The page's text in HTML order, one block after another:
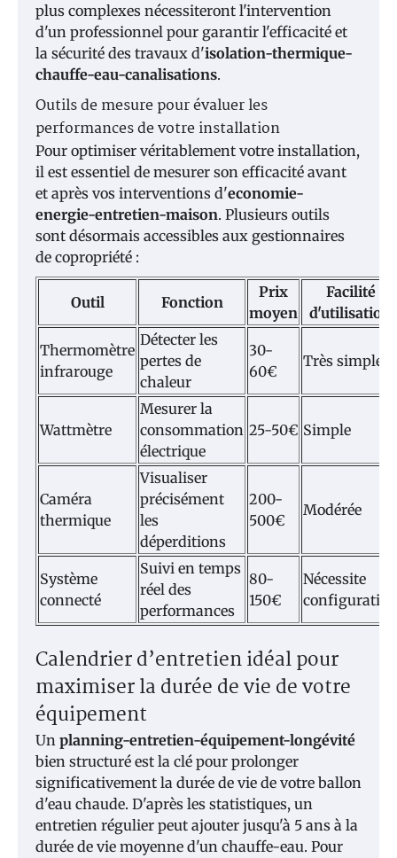
plus complexes nécessiteront l'intervention
d'un professionnel pour garantir l'efficacité et
la sécurité des travaux d'isolation-thermique-
chauffe-eau-canalisations.
Outils de mesure pour évaluer les
performances de votre installation
Pour optimiser véritablement votre installation,
il est essentiel de mesurer son efficacité avant
et après vos interventions d'economie-
energie-entretien-maison. Plusieurs outils
sont désormais accessibles aux gestionnaires
de copropriété :
Outil Fonction
Prix
moyen
Facilité
d'utilisation
Thermomètre
infrarouge
Détecter les
pertes de
chaleur
30-
60€
Très simple
Wattmètre
Mesurer la
consommation
électrique
25-50€ Simple
Caméra
thermique
Visualiser
précisément
les
déperditions
200-
500€
Modérée
Système
connecté
Suivi en temps
réel des
performances
80-
150€
Nécessite
configuration
Calendrier d’entretien idéal pour
maximiser la durée de vie de votre
équipement
Un planning-entretien-équipement-longévité
bien structuré est la clé pour prolonger
significativement la durée de vie de votre ballon
d'eau chaude. D'après les statistiques, un
entretien régulier peut ajouter jusqu'à 5 ans à la
durée de vie moyenne d'un chauffe-eau. Pour